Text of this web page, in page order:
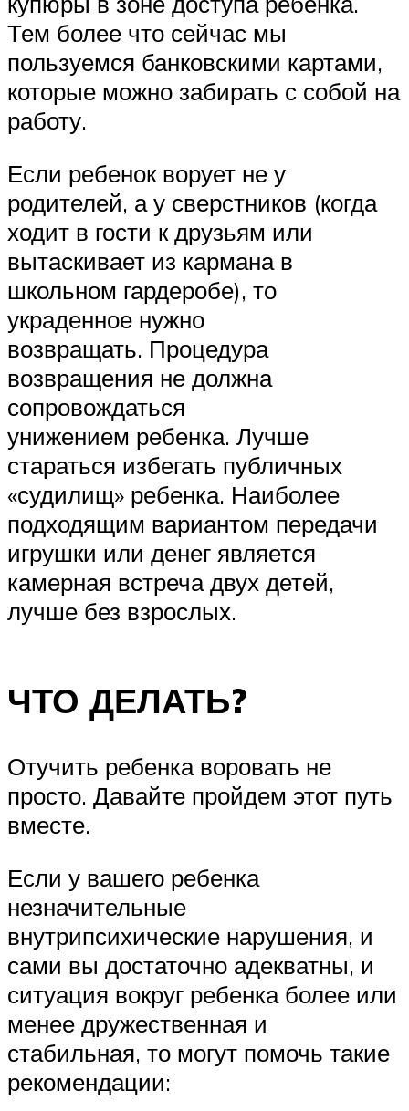
Тем более что сейчас мы
пользуемся банковскими картами,
которые можно забирать с собой на
работу.
Если ребенок ворует не у
родителей, а у сверстников (когда
ходит в гости к друзьям или
вытаскивает из кармана в
школьном гардеробе), то
украденное нужно
возвращать. Процедура
возвращения не должна
сопровождаться
унижением ребенка. Лучше
стараться избегать публичных
«судилищ» ребенка. Наиболее
подходящим вариантом передачи
игрушки или денег является
камерная встреча двух детей,
лучше без взрослых.
ЧТО ДЕЛАТЬ?
Отучить ребенка воровать не
просто. Давайте пройдем этот путь
вместе.
Если у вашего ребенка
незначительные
внутрипсихические нарушения, и
сами вы достаточно адекватны, и
ситуация вокруг ребенка более или
менее дружественная и
стабильная, то могут помочь такие
рекомендации: